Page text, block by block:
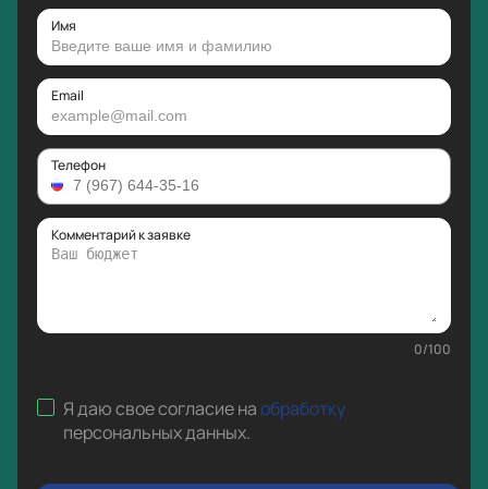
Имя
Email
Телефон
Комментарий к заявке
0/100
Я даю свое согласие наобработку
персональных данных.